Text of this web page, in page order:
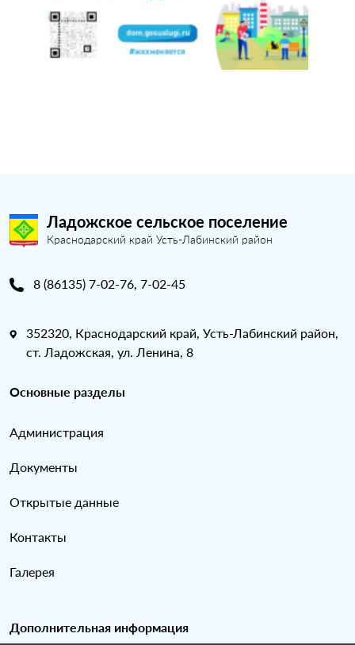
Ладожское сельское поселение
Краснодарский край Усть-Лабинский район
8 (86135) 7-02-76, 7-02-45
352320, Краснодарский край, Усть-Лабинский район,
ст. Ладожская, ул. Ленина, 8
Основные разделы
Администрация
Документы
Открытые данные
Контакты
Галерея
Дополнительная информация